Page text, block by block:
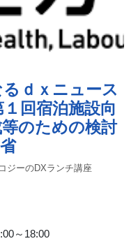
るｄｘニュース
回宿泊施設向
のための検討
コジーのDXランチ講座
～18:00